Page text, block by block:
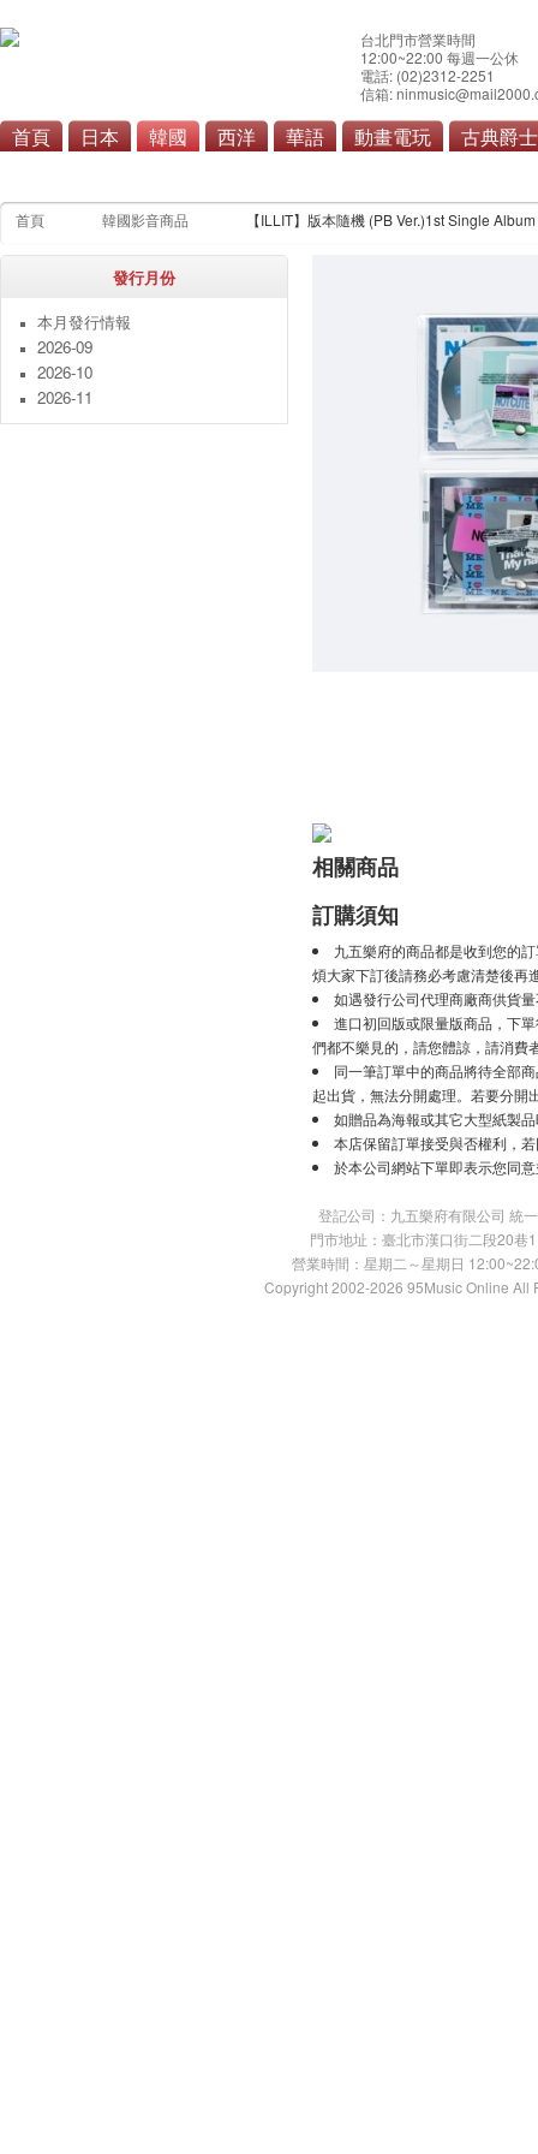
台北門市營業時間
12:00~22:00 每週一公休
電話: (02)2312-2251
信箱:
首頁 日本 韓國 西洋 華語 動畫電玩 古典爵士
首頁 韓國影音商品 【ILLIT】版本隨機 (PB Ver.)1st Single
發行月份
本月發行情報
2026-09
2026-10
2026-11
相關商品
訂購須知
九五樂府的商品都是收到您的
煩大家下訂後請務必考慮清楚後再
如遇發行公司代理商廠商供貨
進口初回版或限量版商品，下
們都不樂見的，請您體諒，請消費
同一筆訂單中的商品將待全部
起出貨，無法分開處理。若要分開
如贈品為海報或其它大型紙製
本店保留訂單接受與否權利，
於本公司網站下單即表示您同
登記公司：九五樂府有限公司 統
門市地址：臺北市漢口街二段20
營業時間：星期二～星期日
Copyright 2002-2026 95Music Online All